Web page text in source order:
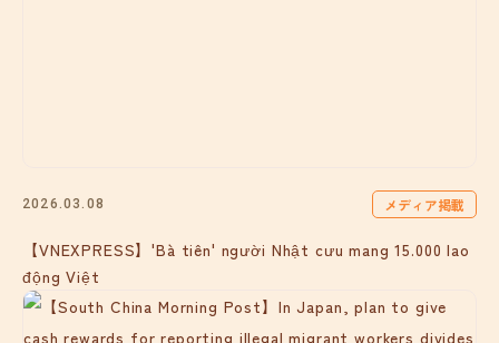
2026.03.08 メディア掲載
【VNEXPRESS】'Bà tiên' người Nhật cưu mang 15.000 lao
động Việt